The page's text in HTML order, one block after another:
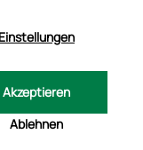
Einstellungen
Ablehnen
Akzeptieren